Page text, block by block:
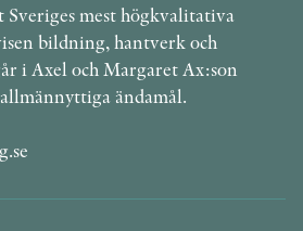
mest högkvalitativa
bildning, hantverk och
i Axel och Margaret Ax:son
ändamål.